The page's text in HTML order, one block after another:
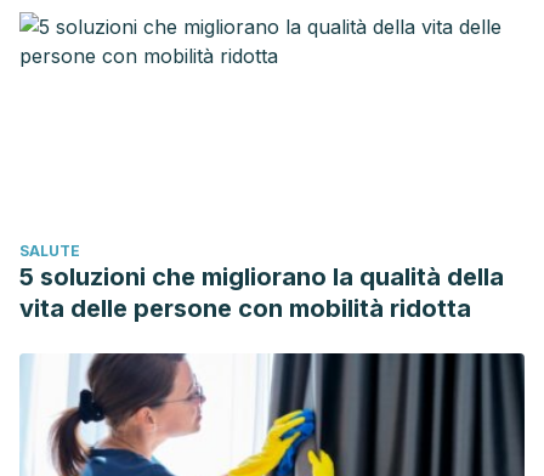
capsaicin and ginger extracts on weight loss and metabolic
profiles in overweight women: a randomized double blind
SALUTE
5 soluzioni che migliorano la qualità della
vita delle persone con mobilità ridotta